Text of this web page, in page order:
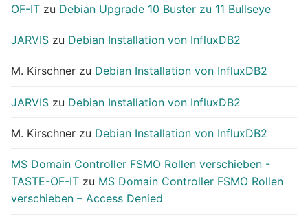
OF-IT zu Debian Upgrade 10 Buster zu 11 Bullseye
JARVIS zu Debian Installation von InfluxDB2
M. Kirschner zu Debian Installation von InfluxDB2
JARVIS zu Debian Installation von InfluxDB2
M. Kirschner zu Debian Installation von InfluxDB2
MS Domain Controller FSMO Rollen verschieben -
TASTE-OF-IT zu MS Domain Controller FSMO Rollen
verschieben – Access Denied